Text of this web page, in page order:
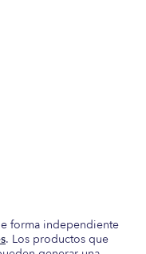
forma independiente
. Los productos que